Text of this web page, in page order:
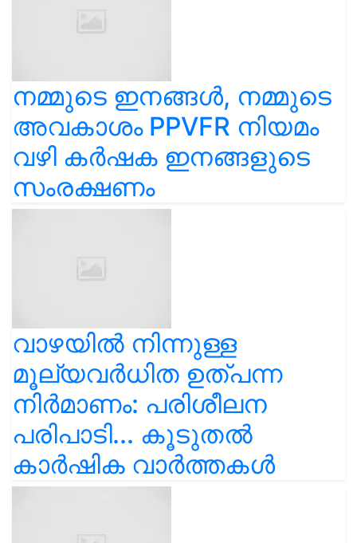
നമ്മുടെ ഇനങ്ങൾ, നമ്മുടെ
അവകാശം PPVFR നിയമം
വഴി കർഷക ഇനങ്ങളുടെ
സംരക്ഷണം
വാഴയിൽ നിന്നുള്ള
മൂല്യവർധിത ഉത്പന്ന
നിർമാണം: പരിശീലന
പരിപാടി... കൂടുതൽ
കാർഷിക വാർത്തകൾ